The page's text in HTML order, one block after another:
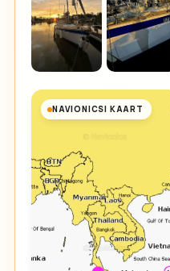
NAVIONICSI KAART